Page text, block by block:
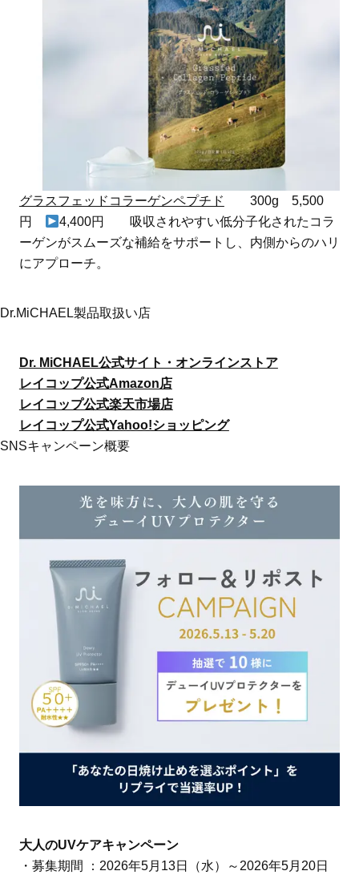
グラスフェッドコラーゲンペプチド
300g 5,500
円
4,400円 吸収されやすい低分子化されたコラ
ーゲンがスムーズな補給をサポートし、内側からのハリ
にアプローチ。
Dr.MiCHAEL製品取扱い店
Dr. MiCHAEL公式サイト・オンラインストア
レイコップ公式Amazon店
レイコップ公式楽天市場店
レイコップ公式Yahoo!ショッピング
SNSキャンペーン概要
大人のUVケアキャンペーン
・募集期間 ：2026年5月13日（水）～2026年5月20日